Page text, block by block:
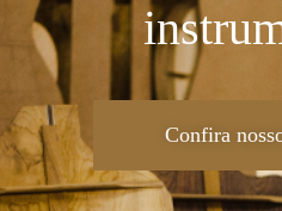
Confira